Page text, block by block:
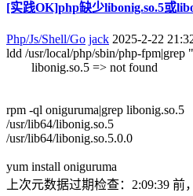
[实践OK]php缺少libonig.so.5或
Php/Js/Shell/Go jack 2025-2-22
ldd /usr/local/php/sbin/php-fpm|grep
libonig.so.5 => not found
rpm -ql oniguruma|grep libonig.so.5
/usr/lib64/libonig.so.5
/usr/lib64/libonig.so.5.0.0
yum install oniguruma
上次元数据过期检查：2:09:39 前